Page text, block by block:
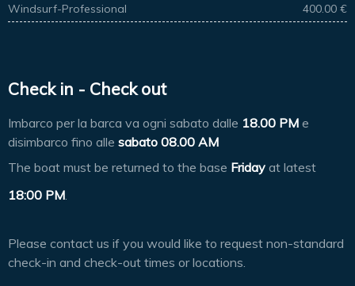
Windsurf-Professional
400.00 €
Check in - Check out
Imbarco per la barca va ogni sabato dalle 18.00 PM e
disimbarco fino alle sabato 08.00 AM
The boat must be returned to the base Friday at latest
18:00 PM
Please contact us if you would like to request non-standard
check-in and check-out times or locations.